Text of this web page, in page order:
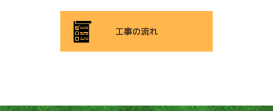
工事の流れ